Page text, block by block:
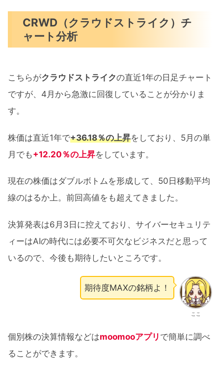
CRWD（クラウドストライク）チ
ャート分析
こちらがクラウドストライクの直近1年の日足チャート
ですが、4月から急激に回復していることが分かりま
す。
株価は直近1年で+36.18％の上昇をしており、5月の単
月でも+12.20％の上昇をしています。
現在の株価はダブルボトムを形成して、50日移動平均
線のはるか上。前回高値をも超えてきました。
決算発表は6月3日に控えており、サイバーセキュリテ
ィーはAIの時代には必要不可欠なビジネスだと思って
いるので、今後も期待したいところです。
ここ
期待度MAXの銘柄よ！
個別株の決算情報などはmoomooアプリ で簡単に調べ
ることができます。